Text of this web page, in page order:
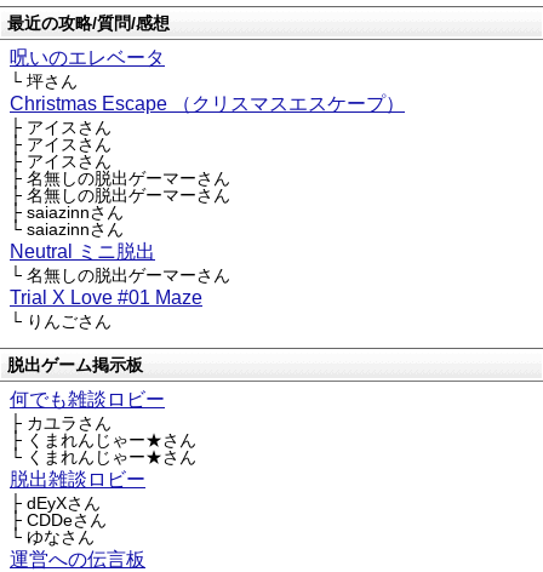
最近の攻略/質問/感想
呪いのエレベータ
└ 坪さん
Christmas Escape （クリスマスエスケープ）
├ アイスさん
├ アイスさん
├ アイスさん
├ 名無しの脱出ゲーマーさん
├ 名無しの脱出ゲーマーさん
├ saiazinnさん
└ saiazinnさん
Neutral ミニ脱出
└ 名無しの脱出ゲーマーさん
Trial X Love #01 Maze
└ りんごさん
脱出ゲーム掲示板
何でも雑談ロビー
├ カユラさん
├ くまれんじゃー★さん
└ くまれんじゃー★さん
脱出雑談ロビー
├ dEyXさん
├ CDDeさん
└ ゆなさん
運営への伝言板